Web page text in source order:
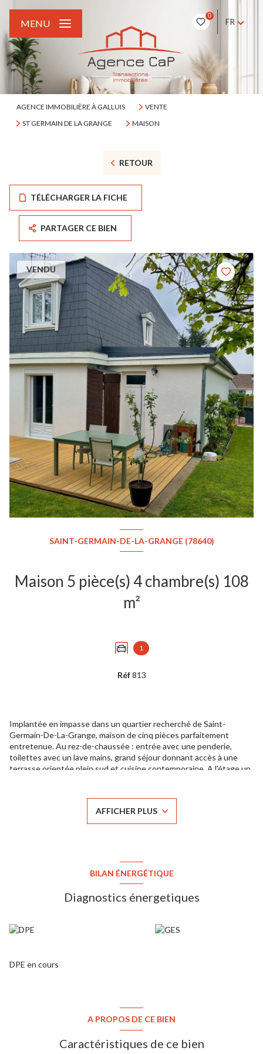
0
FR
MENU
AGENCE IMMOBILIÈRE À GALLUIS
VENTE
ST GERMAIN DE LA GRANGE
MAISON
RETOUR
TÉLÉCHARGER LA FICHE
PARTAGER CE BIEN
VENDU
SAINT-GERMAIN-DE-LA-GRANGE (78640)
Maison 5 pièce(s) 4 chambre(s) 108
m²
1
Réf813
Implantée en impasse dans un quartier recherché de Saint-
Germain-De-La-Grange, maison de cinq pièces parfaitement
entretenue. Au rez-de-chaussée : entrée avec une penderie,
toilettes avec un lave mains, grand séjour donnant accès à une
terrasse orientée plein sud et cuisine contemporaine. A l'étage un
WC). Une buanderie et un garage complètent ce bien.
Environnement privilégié, décoration contemporaine, nombreux
rangements : il ne reste plus qu'à poser vos valises. Voirie en
75 72 34 77 l.leon@agencecap.fr.
AFFICHER PLUS
BILAN ÉNERGÉTIQUE
Diagnostics énergetiques
DPE en cours
A PROPOS DE CE BIEN
Caractéristiques de ce bien